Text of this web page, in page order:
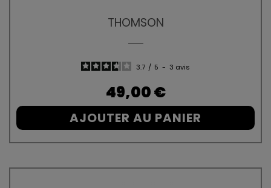
THOMSON
3.7 / 5 - 3 avis
Prix
49,00 €
AJOUTER AU PANIER